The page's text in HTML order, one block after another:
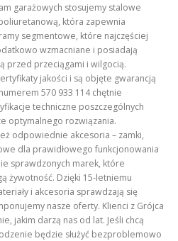
garażowych stosujemy stalowe
która zapewnia
segmentowe, które najczęściej
wzmacniane i posiadają
przed przeciągami i wilgocią.
jakości i są objęte gwarancją
570 933 114 chętnie
techniczne poszczególnych
optymalnego rozwiązania.
odpowiednie akcesoria – zamki,
dla prawidłowego funkcjonowania
sprawdzonych marek, które
żywotność. Dzięki 15-letniemu
i akcesoria sprawdzają się
nasze oferty. Klienci z Grójca
jakim darzą nas od lat. Jeśli chcą
będzie służyć bezproblemowo